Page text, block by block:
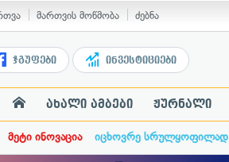
მართვის მოწმობა ძებნა
ჯგუფები ინვესტიციები
ახალი ამბები ჟურნალი
მეტი ინოვაცია იცხოვრე სრულყოფილად